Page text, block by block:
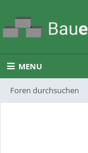
MENU
Foren durchsuchen